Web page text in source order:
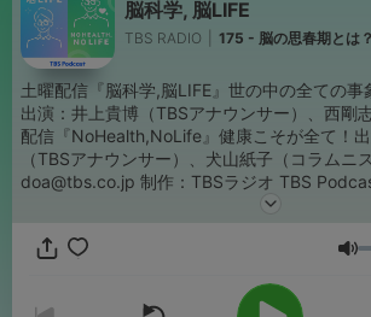
脳科学, 脳LIFE
TBS RADIO 175 - 脳の思春期とは
土曜配信『脳科学,脳LIFE』世の中の全ての事
出演：井上貴博（TBSアナウンサー）、西剛
配信『NoHealth,NoLife』健康こそが全て！
（TBSアナウンサー）、犬山紙子（コラムニ
doa@tbs.co.jp 制作：TBSラジオ TBS Podcast：
https://www.tbsradio.jp/podcast/